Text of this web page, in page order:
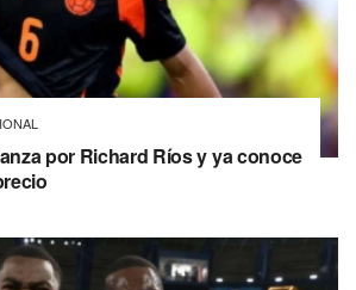
por Richard Ríos y ya conoce